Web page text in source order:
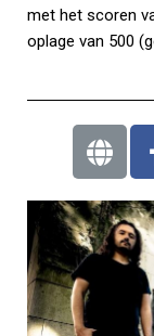
met het scoren
oplage van 500